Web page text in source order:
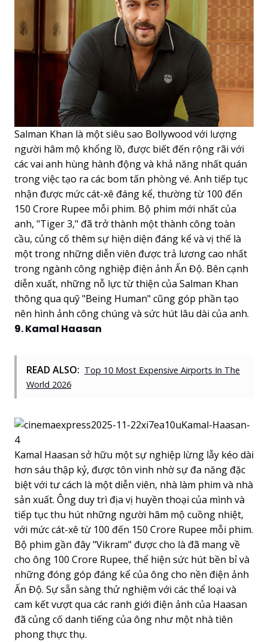
Salman Khan là một siêu sao Bollywood với lượng
người hâm mộ khổng lồ, được biết đến rộng rãi với
các vai anh hùng hành động và khả năng nhất quán
trong việc tạo ra các bom tấn phòng vé. Anh tiếp tục
nhận được mức cát-xê đáng kể, thường từ 100 đến
150 Crore Rupee mỗi phim. Bộ phim mới nhất của
anh, "Tiger 3," đã trở thành một thành công toàn
cầu, củng cố thêm sự hiện diện đáng kể và vị thế là
một trong những diễn viên được trả lương cao nhất
trong ngành công nghiệp điện ảnh Ấn Độ. Bên cạnh
diễn xuất, những nỗ lực từ thiện của Salman Khan
thông qua quỹ "Being Human" cũng góp phần tạo
nên hình ảnh công chúng và sức hút lâu dài của anh.
9. Kamal Haasan
READ ALSO: Top 10 Most Expensive Airports In The
World 2026
Kamal Haasan sở hữu một sự nghiệp lừng lẫy kéo dài
hơn sáu thập kỷ, được tôn vinh nhờ sự đa năng đặc
biệt với tư cách là một diễn viên, nhà làm phim và nhà
sản xuất. Ông duy trì địa vị huyền thoại của mình và
tiếp tục thu hút những người hâm mộ cuồng nhiệt,
với mức cát-xê từ 100 đến 150 Crore Rupee mỗi phim.
Bộ phim gần đây "Vikram" được cho là đã mang về
cho ông 100 Crore Rupee, thể hiện sức hút bền bỉ và
những đóng góp đáng kể của ông cho nền điện ảnh
Ấn Độ. Sự sẵn sàng thử nghiệm với các thể loại và
cam kết vượt qua các ranh giới điện ảnh của Haasan
đã củng cố danh tiếng của ông như một nhà tiên
phong thực thụ.